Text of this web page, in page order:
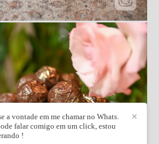
✕
a vontade em me chamar no Whats.
falar comigo em um click, estou
!